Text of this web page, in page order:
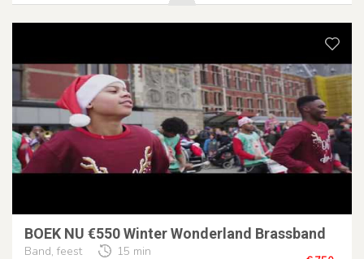
BOEK NU €550 Winter Wonderland Brassband
Band, feest 15 min